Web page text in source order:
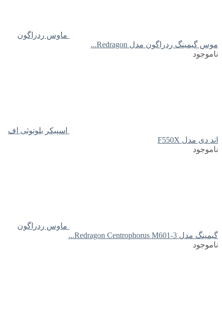
ماوس ردراگون
موس گیمینگ ردراگون مدل Redragon...
ناموجود
اسپیکر بلوتوثی اف
اند دی مدل F550X
ناموجود
ماوس ردراگون
گیمینگ مدل Redragon Centrophorus M601-3...
ناموجود